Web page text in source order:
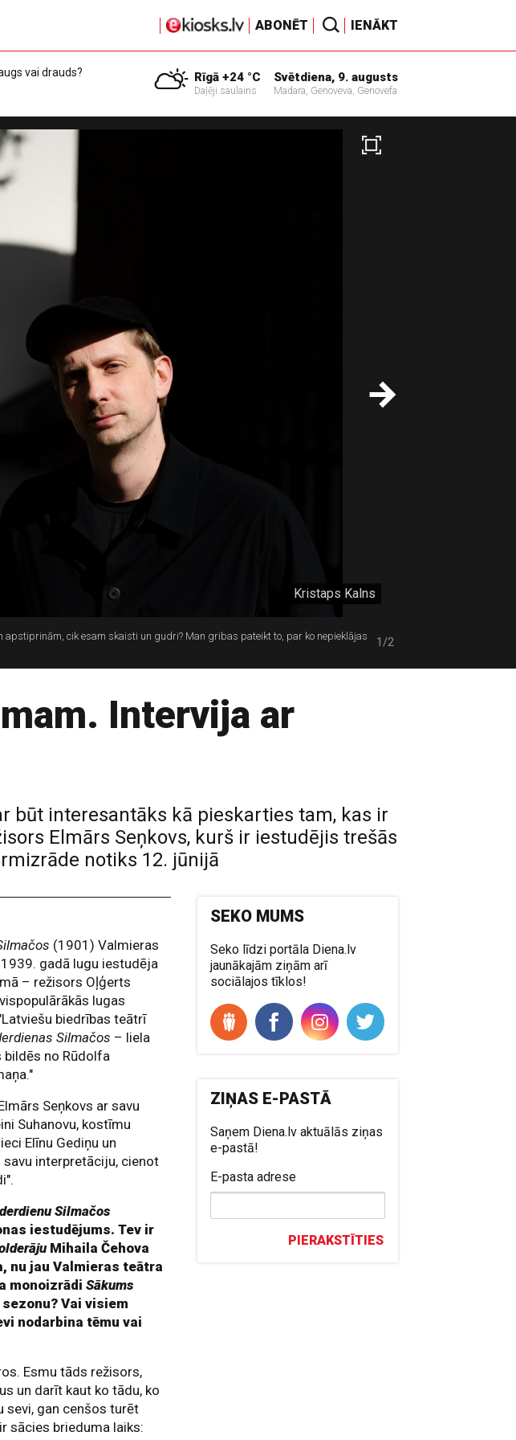
ABONĒT IENĀKT
vai drauds?
Rīgā +24 °C
Daļēji saulains
Svētdiena, 9. augusts
Madara, Genoveva, Genovefa
Kristaps Kalns
cik esam skaisti un gudri? Man gribas pateikt to, par ko nepieklājas
1/2
Intervija ar
būt interesantāks kā pieskarties tam, kas ir
Elmārs Seņkovs, kurš ir iestudējis trešās
notiks 12. jūnijā
(1901) Valmieras
gadā lugu iestudēja
– režisors Oļģerts
lugas
biedrības teātrī
Silmačos – liela
no Rūdolfa
Seņkovs ar savu
Suhanovu, kostīmu
Elīnu Gediņu un
interpretāciju, cienot
Silmačos
iestudējums. Tev ir
Mihaila Čehova
nu jau Valmieras teātra
monoizrādiSākums
Vai visiem
nodarbina tēmu vai
Esmu tāds režisors,
un darīt kaut ko tādu, ko
sevi, gan cenšos turēt
sācies brieduma laiks:
SEKO MUMS
Seko līdzi portāla Diena.lv
jaunākajām ziņām arī
sociālajos tīklos!
ZIŅAS E-PASTĀ
Saņem Diena.lv aktuālās ziņas
e-pastā!
E-pasta adrese
PIERAKSTĪTIES